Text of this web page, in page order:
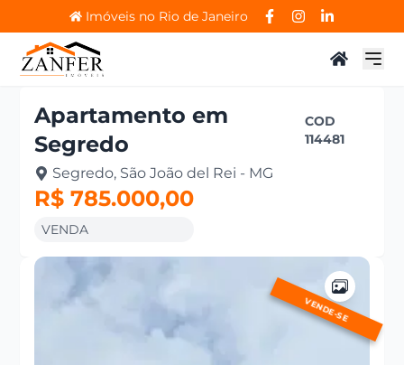
Imóveis no Rio de Janeiro
Apartamento em
Segredo
COD
114481
Segredo, São João del Rei - MG
R$ 785.000,00
VENDA
VENDE-SE